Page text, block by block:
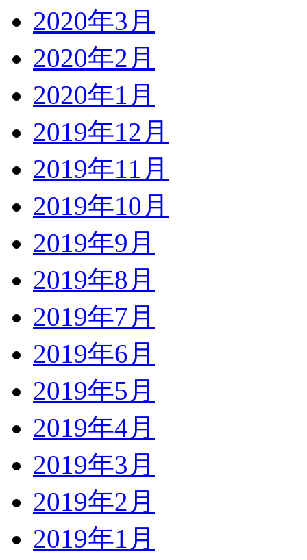
2020年3月
2020年2月
2020年1月
2019年12月
2019年11月
2019年10月
2019年9月
2019年8月
2019年7月
2019年6月
2019年5月
2019年4月
2019年3月
2019年2月
2019年1月